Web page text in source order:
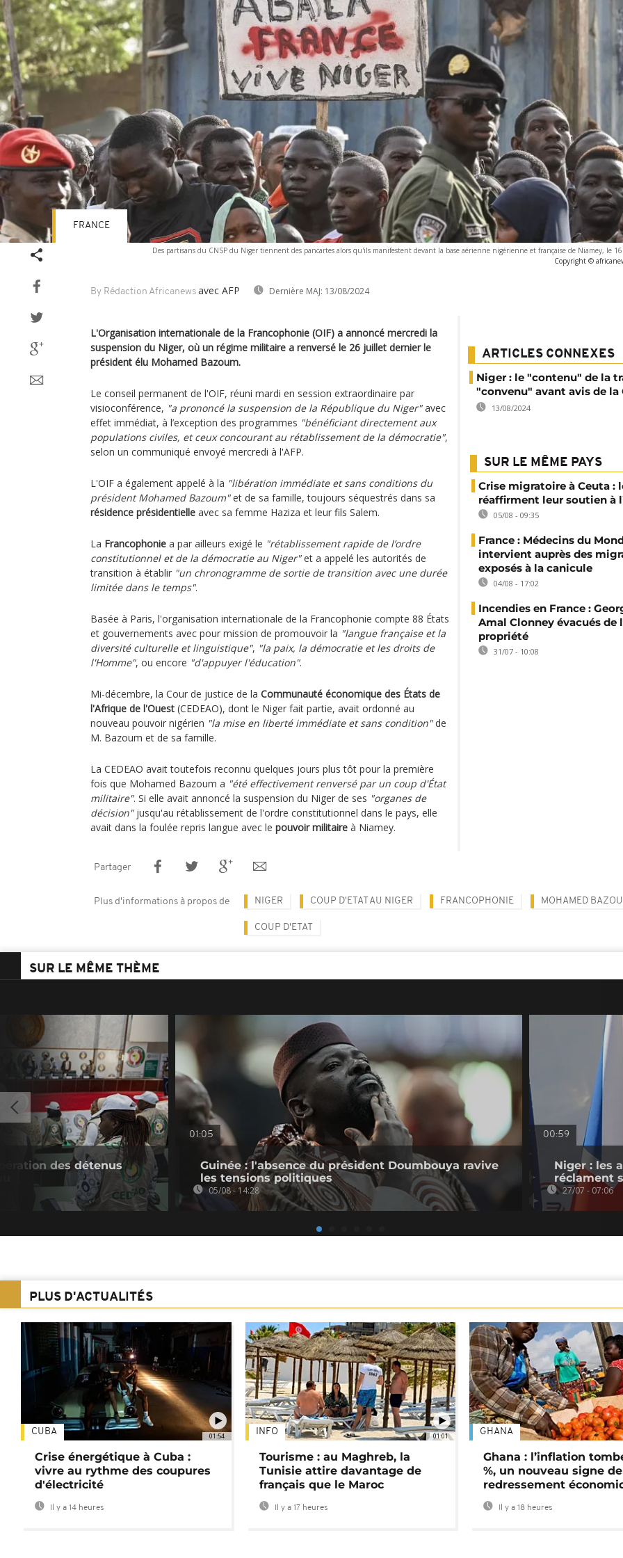
Des partisans du CNSP du Niger tiennent des pancartes alors qu'ils manifestent devant la base aérienne nigérienne et française de Niamey, le
Copyright ©
By Rédaction Africanews avec AFP Dernière MAJ: 13/08/2024
FRANCE
L'Organisation internationale de la Francophonie (OIF) a annoncé mercredi la
suspension du Niger, où un régime militaire a renversé le 26 juillet dernier le
président élu Mohamed Bazoum.
Le conseil permanent de l'OIF, réuni mardi en session extraordinaire par
visioconférence, "a prononcé la suspension de la République du Niger"avec
effet immédiat, à l’exception des programmes "bénéficiant directement aux
populations civiles, et ceux concourant au rétablissement de la démocratie",
selon un communiqué envoyé mercredi à l'AFP.
L'OIF a également appelé à la "libération immédiate et sans conditions du
président Mohamed Bazoum"et de sa famille, toujours séquestrés dans sa
résidence présidentielle avec sa femme Haziza et leur fils Salem.
La Francophonie a par ailleurs exigé le "rétablissement rapide de l’ordre
constitutionnel et de la démocratie au Niger"et a appelé les autorités de
transition à établir "un chronogramme de sortie de transition avec une durée
limitée dans le temps".
Basée à Paris, l'organisation internationale de la Francophonie compte 88 États
et gouvernements avec pour mission de promouvoir la "langue française et la
diversité culturelle et linguistique", "la paix, la démocratie et les droits de
l'Homme", ou encore "d'appuyer l'éducation".
Mi-décembre, la Cour de justice de la Communauté économique des États de
l'Afrique de l'Ouest (CEDEAO), dont le Niger fait partie, avait ordonné au
nouveau pouvoir nigérien "la mise en liberté immédiate et sans condition"de
M. Bazoum et de sa famille.
La CEDEAO avait toutefois reconnu quelques jours plus tôt pour la première
fois que Mohamed Bazoum a "été effectivement renversé par un coup d'État
militaire". Si elle avait annoncé la suspension du Niger de ses "organes de
décision"jusqu'au rétablissement de l'ordre constitutionnel dans le pays, elle
avait dans la foulée repris langue avec le pouvoir militaire à Niamey.
ARTICLES CONNEXES
Niger : le "contenu" de la
"convenu" avant avis de la
13/08/2024
SUR LE MÊME PAYS
Crise migratoire à Ceuta :
réaffirment leur soutien à
05/08 - 09:35
France : Médecins du
intervient auprès des
exposés à la canicule
04/08 - 17:02
Incendies en France :
Amal Clonney évacués de
propriété
31/07 - 10:08
Partager
Plus d'informations à propos de NIGER COUP D'ETAT AU NIGER FRANCOPHONIE MOHAMED
COUP D'ETAT
SUR LE MÊME THÈME
des détenus
01:05
Guinée : l'absence du président Doumbouya ravive
les tensions politiques
05/08 - 14:28
00:59
Niger : les
réclament
27/07 - 07:06
PLUS D'ACTUALITÉS
01:54
CUBA
Crise énergétique à Cuba :
vivre au rythme des coupures
d'électricité
Il y a 14 heures
01:01
INFO
Tourisme : au Maghreb, la
Tunisie attire davantage de
français que le Maroc
Il y a 17 heures
GHANA
Ghana : l’inflation
%, un nouveau signe de
redressement
Il y a 18 heures